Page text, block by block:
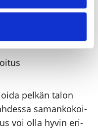
pat­te­rit tai lat­
pel­kän talon
saman­ko­koi­
voi olla hyvin eri­